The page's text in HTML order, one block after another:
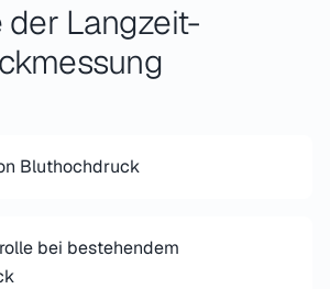
der Langzeit-
Bluthochdruck
bei bestehendem